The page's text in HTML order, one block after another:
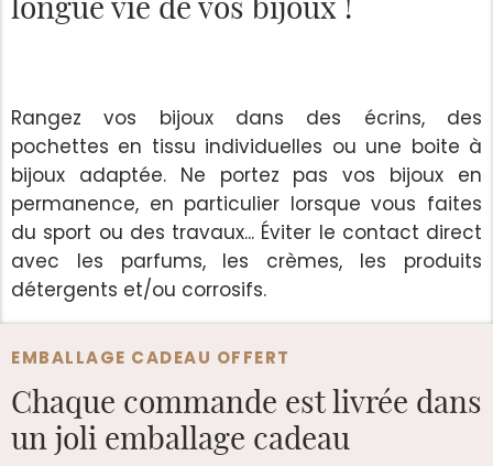
EMBALLAGE CADEAU OFFERT
Chaque commande est livrée dans
un joli emballage cadeau
longue vie de vos bijoux !
Rangez vos bijoux dans des écrins, des
pochettes en tissu individuelles ou une boite à
bijoux adaptée. Ne portez pas vos bijoux en
permanence, en particulier lorsque vous faites
du sport ou des travaux... Éviter le contact direct
avec les parfums, les crèmes, les produits
détergents et/ou corrosifs.